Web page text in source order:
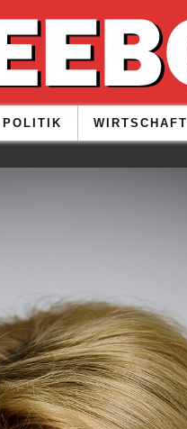
POLITIK WIRTSCHAFT